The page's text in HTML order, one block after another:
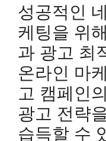
성공적인
케팅을 위
과 광고 최
온라인 마
고 캠페인
광고 전략
습득할 수